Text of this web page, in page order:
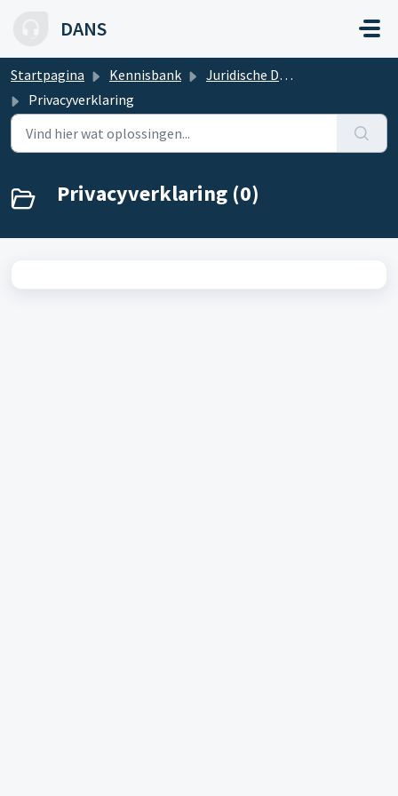
DANS
Startpagina Kennisbank
Juridische Documentatie
Privacyverklaring
Privacyverklaring (0)